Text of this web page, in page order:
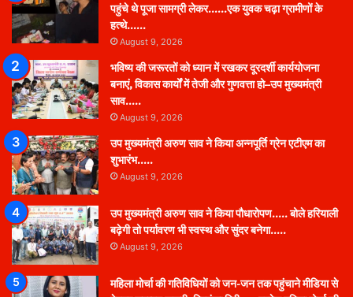
पहुंचे थे पूजा सामग्री लेकर……एक युवक चढ़ा ग्रामीणों के
हत्थे……
August 9, 2026
भविष्य की जरूरतों को ध्यान में रखकर दूरदर्शी कार्ययोजना
बनाएं, विकास कार्यों में तेजी और गुणवत्ता हो–उप मुख्यमंत्री
साव…..
August 9, 2026
उप मुख्यमंत्री अरुण साव ने किया अन्नपूर्ति ग्रेन एटीएम का
शुभारंभ…..
August 9, 2026
उप मुख्यमंत्री अरुण साव ने किया पौधारोपण….. बोले हरियाली
बढ़ेगी तो पर्यावरण भी स्वस्थ और सुंदर बनेगा…..
August 9, 2026
महिला मोर्चा की गतिविधियों को जन-जन तक पहुंचाने मीडिया से